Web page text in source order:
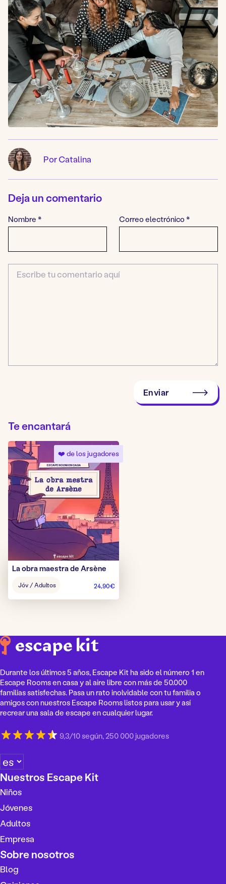
Por Catalina
Deja un comentario
Nombre * Correo electrónico *
Enviar
Te encantará
❤️ de los jugadores
La obra maestra de Arsène
delJóv / Adultos 24,90€
Durante los últimos 5 años, Escape Kit ha sido el número 1 en
Escape Rooms en casa y al aire libre con más de 50.000
familias satisfechas. Pasa un rato inolvidable con tu familia o
amigos con nuestros Escape Rooms listos para usar y así
recrear una sala de escape en cualquier lugar.
9,3/10 según, 250 000 jugadores
E
l
e
g
u
n
i
i
Nuestros Escape Kit
Niños
Jóvenes
Adultos
Empresa
Sobre nosotros
Blog